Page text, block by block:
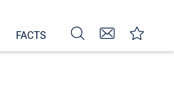
FACTS